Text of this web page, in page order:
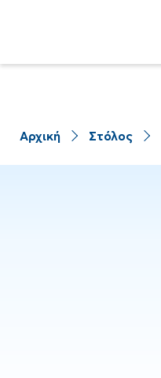
Αρχική Στόλος